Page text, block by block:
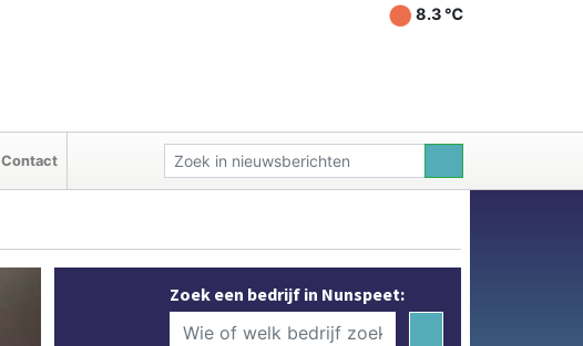
8.3 ℃
Contact
Zoek een bedrijf in Nunspeet: